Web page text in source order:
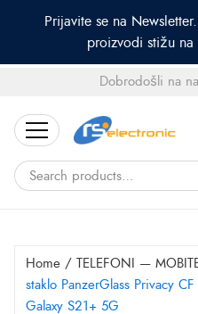
Prijavite se na
proizvodi stižu na
Dobrodošli na
for:
Home / TELEFONI —
staklo PanzerGlass Privacy CF
Galaxy S21+ 5G